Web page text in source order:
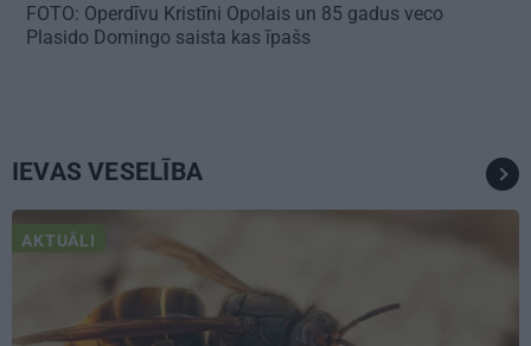
FOTO: Operdīvu Kristīni Opolais un 85 gadus veco
Plasido Domingo saista kas īpašs
IEVAS VESELĪBA
AKTUĀLI